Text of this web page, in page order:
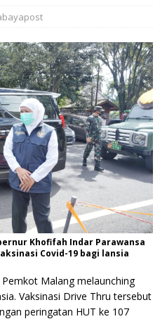
Khofifah Indar Parawansa
Covid-19 bagi lansia
Malang melaunching
Vaksinasi Drive Thru tersebut
peringatan HUT ke 107